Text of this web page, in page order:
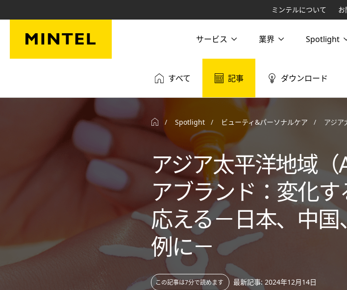
ミンテルについて お
サービス 業界 Spotlight
すべて 記事 ダウンロード
Spotlight ビューティ&パーソナルケア アジア太平洋
アジア太平洋地域（
アブランド：変化
応える－日本、中
例に－
この記事は7分で読めます 最新記事: 2024年12月14日